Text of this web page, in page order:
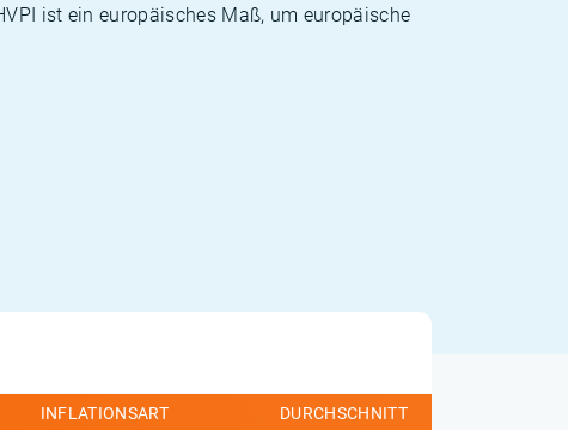
ist ein europäisches Maß, um europäische
INFLATIONSART DURCHSCHNITT